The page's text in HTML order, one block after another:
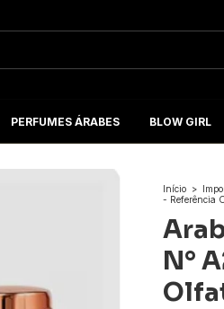
PERFUMES ÁRABES BLOW GIRL
Início >
- Referência
N°